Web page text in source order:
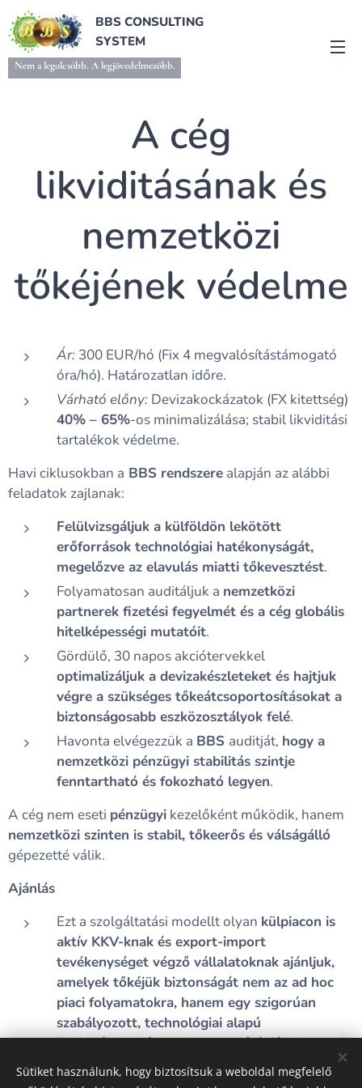
BBS CONSULTING
SYSTEM
Nem a legolcsóbb. A legjövedelmezőbb.
A cég
likviditásának és
nemzetközi
tőkéjének védelme
Ár: 300 EUR/hó (Fix 4 megvalósítástámogató
óra/hó). Határozatlan időre.
Várható előny: Devizakockázatok (FX kitettség)
40% – 65%-os minimalizálása; stabil likviditási
tartalékok védelme.
Havi ciklusokban a BBS rendszere alapján az alábbi
feladatok zajlanak:
Felülvizsgáljuk a külföldön lekötött
erőforrások technológiai hatékonyságát,
megelőzve az elavulás miatti tőkevesztést.
Folyamatosan auditáljuk a nemzetközi
partnerek fizetési fegyelmét és a cég globális
hitelképességi mutatóit.
Gördülő, 30 napos akciótervekkel
optimalizáljuk a devizakészleteket és hajtjuk
végre a szükséges tőkeátcsoportosításokat a
biztonságosabb eszközosztályok felé.
Havonta elvégezzük a BBS auditját, hogy a
nemzetközi pénzügyi stabilitás szintje
fenntartható és fokozható legyen.
A cég nem eseti pénzügyi kezelőként működik, hanem
nemzetközi szinten is stabil, tőkeerős és válságálló
gépezetté válik.
Ajánlás
Ezt a szolgáltatási modellt olyan külpiacon is
aktív KKV-knak és export-import
tevékenységet végző vállalatoknak ajánljuk,
amelyek tőkéjük biztonságát nem az ad hoc
piaci folyamatokra, hanem egy szigorúan
szabályozott, technológiai alapú
likviditáskezelési rendszerre kívánják alapozni.
Sütiket használunk, hogy biztosítsuk a weboldal megfelelő